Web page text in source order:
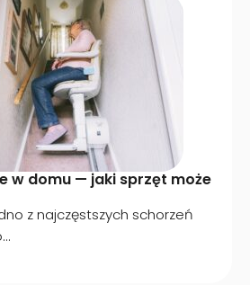
w domu — jaki sprzęt może
z najczęstszych schorzeń